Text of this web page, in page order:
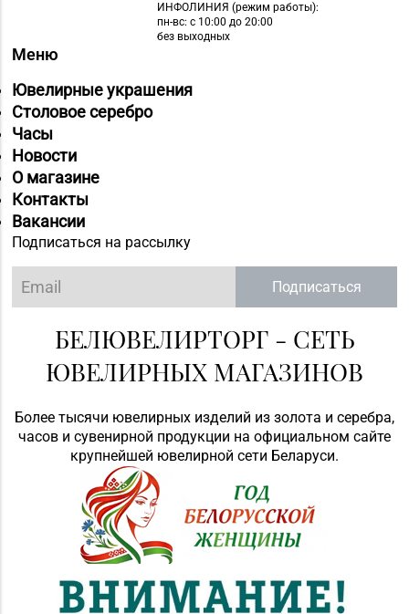
ИНФОЛИНИЯ (режим работы):
пн-вс: с 10:00 до 20:00
без выходных
Меню
Ювелирные украшения
Столовое серебро
Часы
Новости
О магазине
Контакты
Вакансии
Подписаться на рассылку
Подписаться
БЕЛЮВЕЛИРТОРГ - СЕТЬ
ЮВЕЛИРНЫХ МАГАЗИНОВ
Более тысячи ювелирных изделий из золота и серебра,
часов и сувенирной продукции на официальном сайте
крупнейшей ювелирной сети Беларуси.